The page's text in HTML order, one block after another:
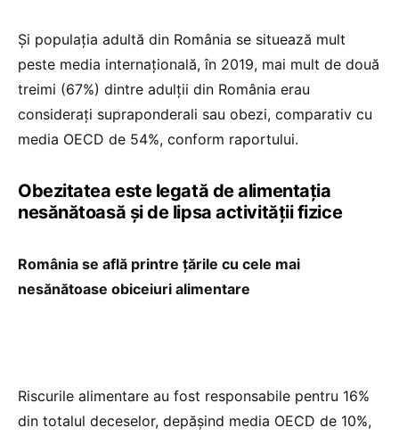
Și populația adultă din România se situează mult
peste media internațională, în 2019, mai mult de două
treimi (67%) dintre adulții din România erau
considerați supraponderali sau obezi, comparativ cu
media OECD de 54%, conform raportului.
Obezitatea este legată de alimentația
nesănătoasă și de lipsa activității fizice
România se află printre țările cu cele mai
nesănătoase obiceiuri alimentare
Riscurile alimentare au fost responsabile pentru 16%
din totalul deceselor, depășind media OECD de 10%,